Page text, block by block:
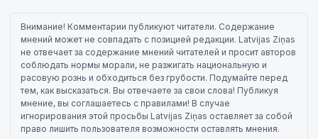
Внимание! Комментарии публикуют читатели. Содержание
мнений может не совпадать с позицией редакции. Latvijas Ziņas
не отвечает за содержание мнений читателей и просит авторов
соблюдать нормы морали, не разжигать национальную и
расовую рознь и обходиться без грубости. Подумайте перед
тем, как высказаться. Вы отвечаете за свои слова! Публикуя
мнение, вы соглашаетесь с правилами! В случае
игнорирования этой просьбы Latvijas Ziņas оставляет за собой
право лишить пользователя возможности оставлять мнения.